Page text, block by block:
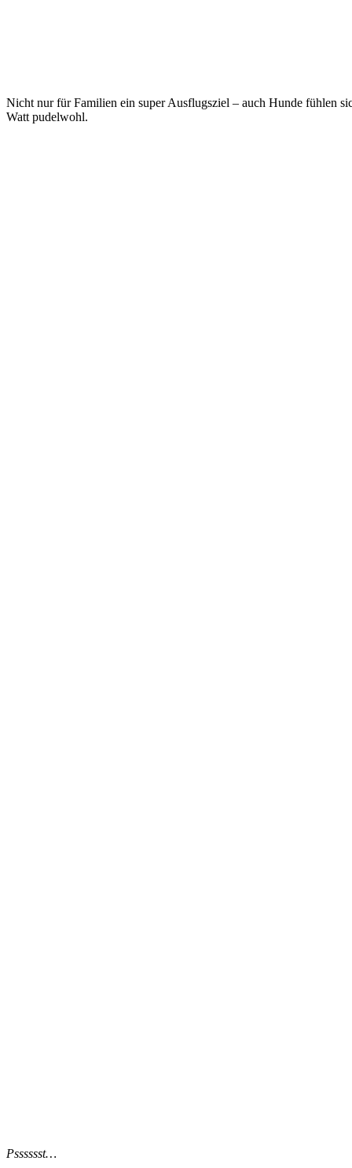
Nicht nur für Familien ein super Ausflugsziel – auch Hunde fühlen
Watt pudelwohl.
Psssssst…